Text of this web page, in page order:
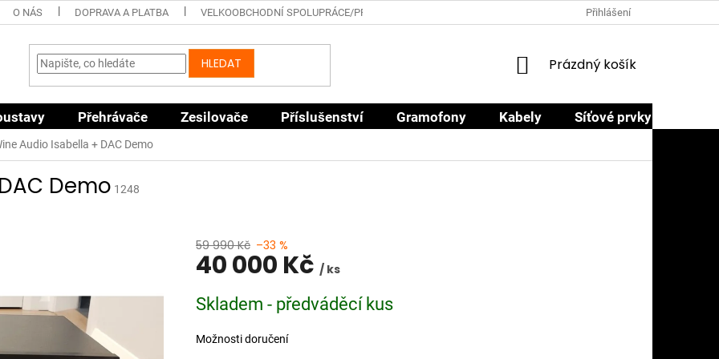
O NÁS DOPRAVA A PLATBA VELKOOBCHODNÍ SPOLUPRÁCE/PRODEJCI OBCHODNÍ PODMÍNKY
Přihlášení
HLEDAT
NÁKUPNÍ
Prázdný košík
Přehrávače Zesilovače Příslušenství Gramofony Kabely Síťové prvky
Audio Isabella + DAC Demo
Demo 1248
59 990 Kč –33 %
40 000 Kč / ks
cena:
Skladem - předváděcí kus
Možnosti doručení